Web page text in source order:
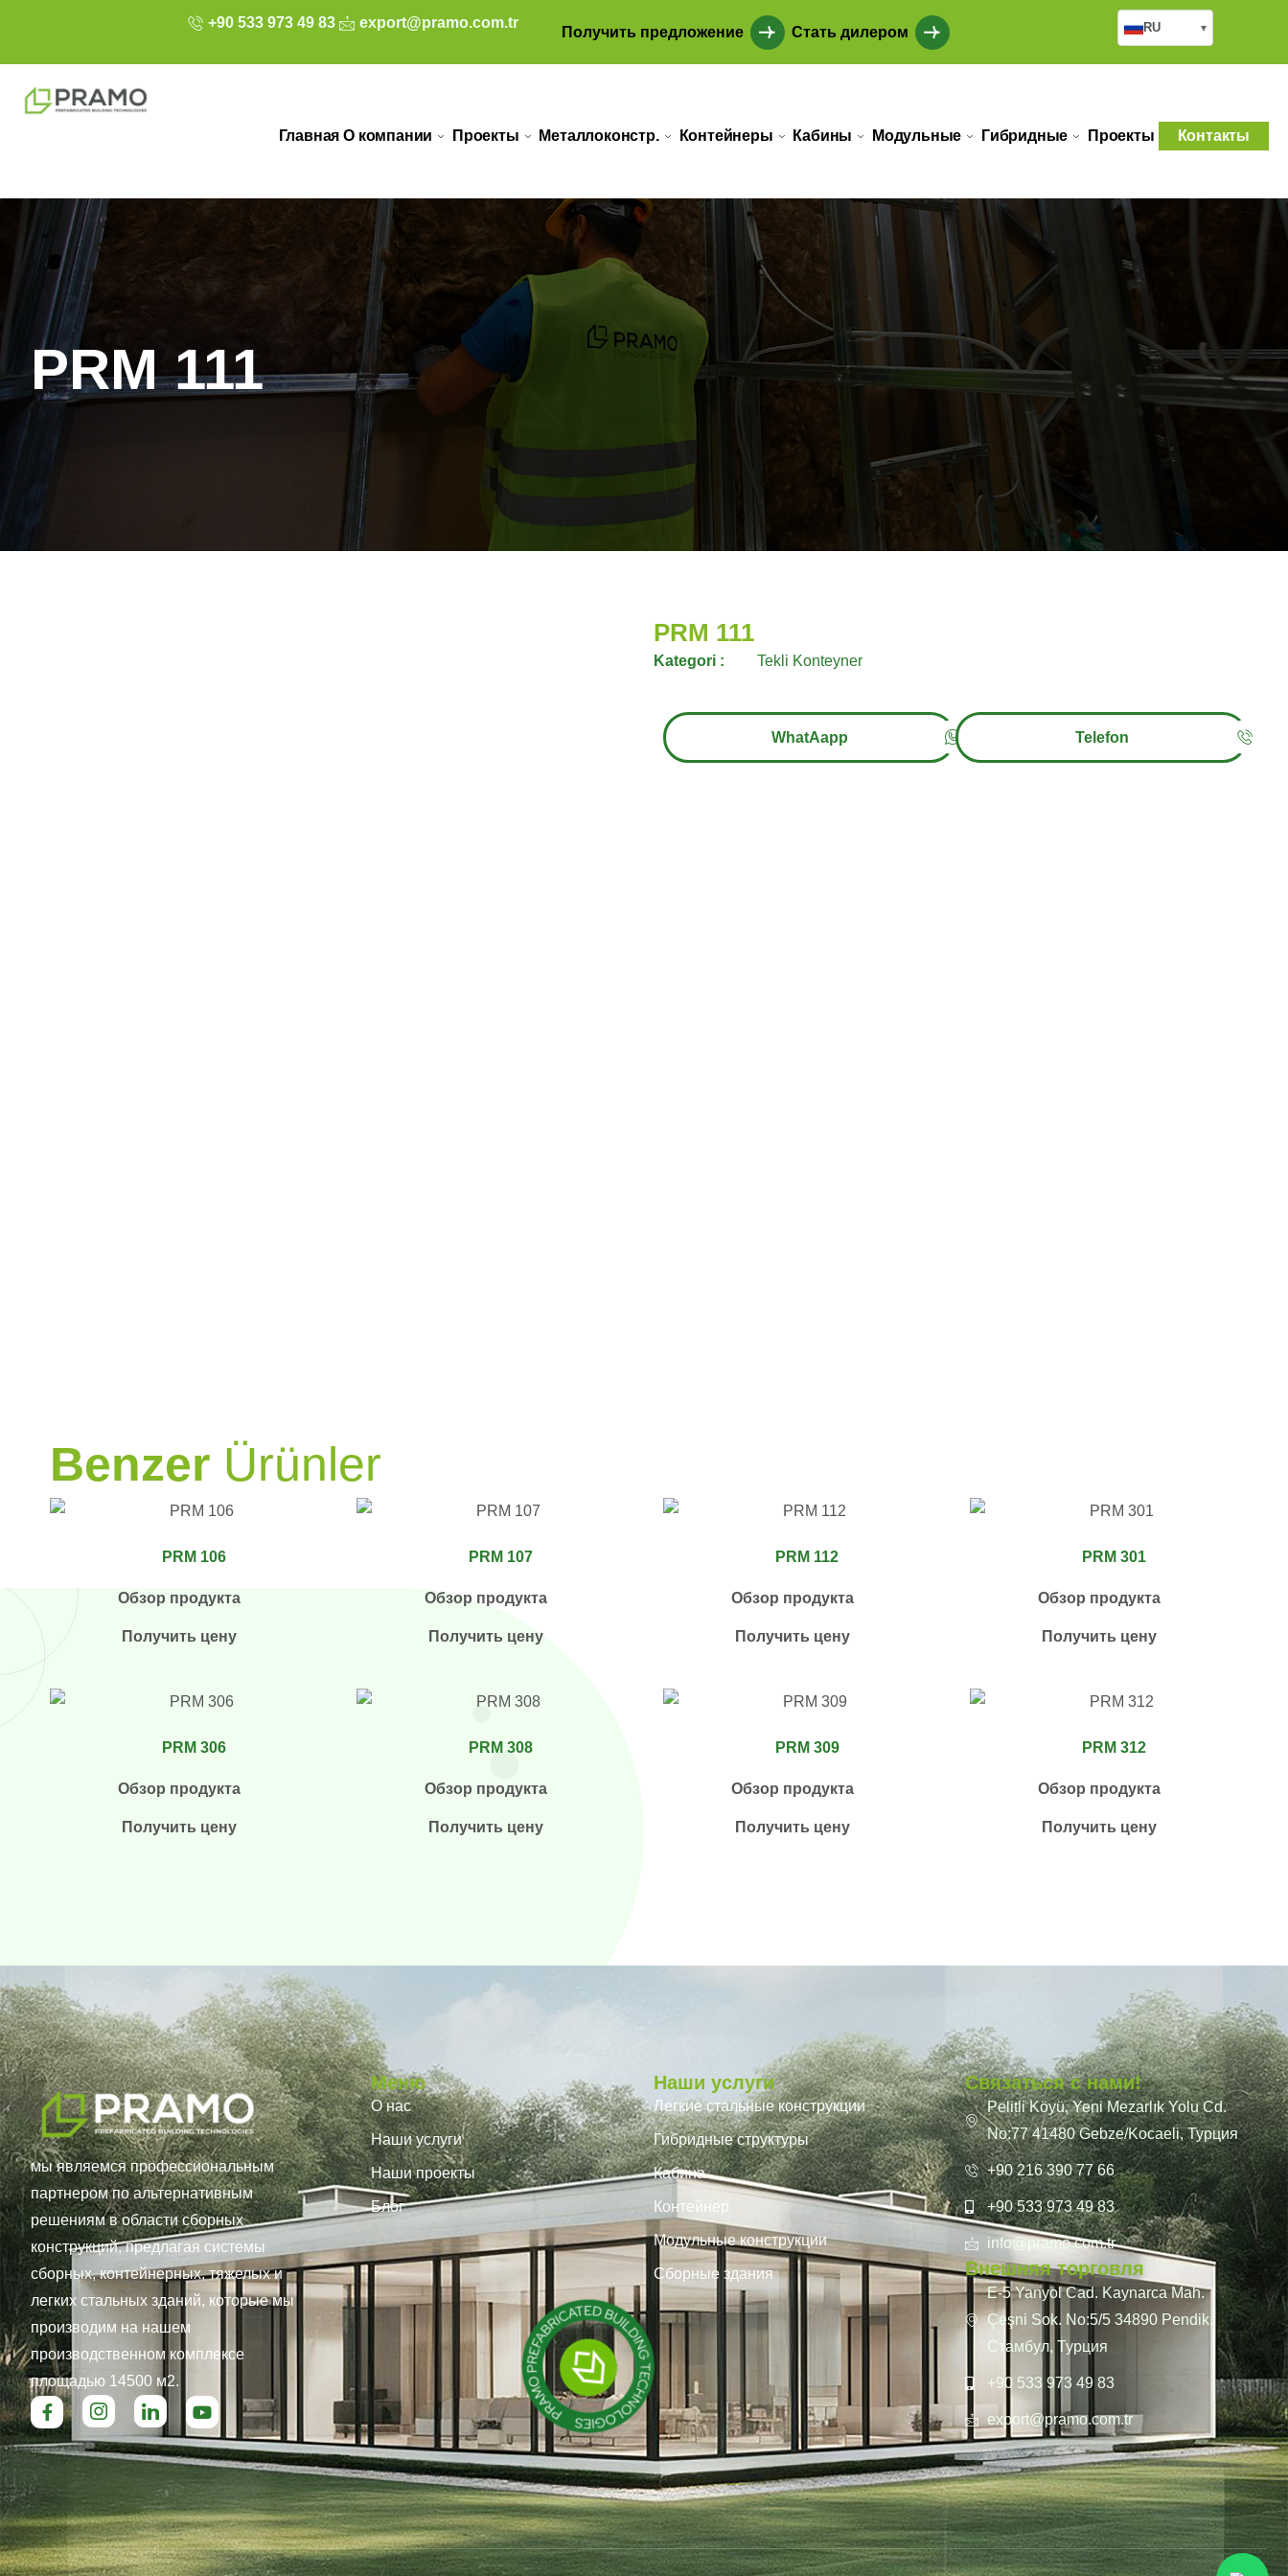
+90 533 973 49 83 export@pramo.com.tr
Получить предложение Стать дилером RU ▾
Главная О компании Проекты Металлоконстр. Контейнеры Кабины Модульные Гибридные Проекты Контакты
PRM 111
PRM 111
Kategori : Tekli Konteyner
WhatAapp Telefon
PRAMO
Benzer Ürünler
PRM 106
Обзор продукта
Получить цену
PRM 107
Обзор продукта
Получить цену
PRM 112
Обзор продукта
Получить цену
PRM 301
Обзор продукта
Получить цену
PRM 306
Обзор продукта
Получить цену
PRM 308
Обзор продукта
Получить цену
PRM 309
Обзор продукта
Получить цену
PRM 312
Обзор продукта
Получить цену
мы являемся профессиональным
партнером по альтернативным
решениям в области сборных
конструкций, предлагая системы
сборных, контейнерных, тяжелых и
легких стальных зданий, которые мы
производим на нашем
производственном комплексе
площадью 14500 м2.
Меню
О нас
Наши услуги
Наши проекты
Блог
Наши услуги
Легкие стальные конструкции
Гибридные структуры
Кабина
Контейнер
Модульные конструкции
Сборные здания
Связаться с нами!
Pelitli Köyü, Yeni Mezarlık Yolu Cd.
No:77 41480 Gebze/Kocaeli, Турция
+90 216 390 77 66
+90 533 973 49 83
info@pramo.com.tr
Внешняя торговля
E-5 Yanyol Cad. Kaynarca Mah.
Çeşni Sok. No:5/5 34890 Pendik,
Стамбул, Турция
+90 533 973 49 83
export@pramo.com.tr